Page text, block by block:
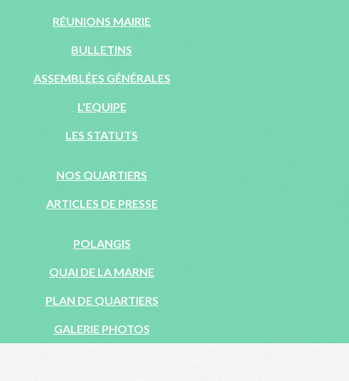
RÉUNIONS MAIRIE
BULLETINS
ASSEMBLÉES GÉNÉRALES
L'EQUIPE
LES STATUTS
NOS QUARTIERS
ARTICLES DE PRESSE
POLANGIS
QUAI DE LA MARNE
PLAN DE QUARTIERS
GALERIE PHOTOS